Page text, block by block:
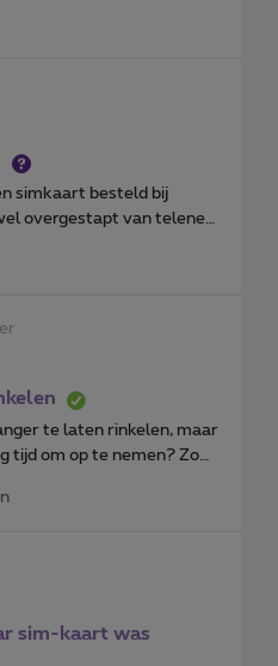
blokkering heb
blokkering op mijn lijn
zijn. Iemand enig idee
simkaart besteld bij
overgestapt van telenet
het kan duren? Mvg
te laten rinkelen, maar
tijd om op te nemen? Zo
Je kan dat oplossen door
de rinkeltijdJe kan
20 seconden, voordat
netwerken kan je de
sim-kaart was